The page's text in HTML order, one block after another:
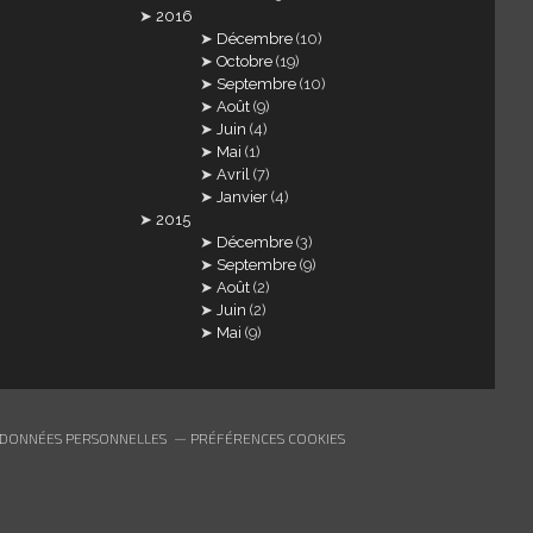
2016
Décembre (10)
Octobre (19)
Septembre (10)
Août (9)
Juin (4)
Mai (1)
Avril (7)
Janvier (4)
2015
Décembre (3)
Septembre (9)
Août (2)
Juin (2)
Mai (9)
PERSONNELLES PRÉFÉRENCES COOKIES